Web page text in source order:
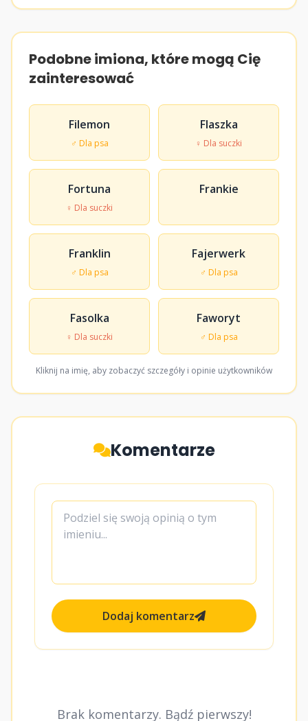
Podobne imiona, które mogą Cię
zainteresować
Filemon
♂ Dla psa
Flaszka
♀ Dla suczki
Fortuna
♀ Dla suczki
Frankie
Franklin
♂ Dla psa
Fajerwerk
♂ Dla psa
Fasolka
♀ Dla suczki
Faworyt
♂ Dla psa
Kliknij na imię, aby zobaczyć szczegóły i opinie użytkowników
Komentarze
Dodaj komentarz
Brak komentarzy. Bądź pierwszy!